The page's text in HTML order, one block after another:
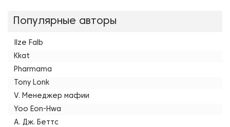
Популярные авторы
Ilze Falb
Kkat
Pharmama
Tony Lonk
V. Менеджер мафии
Yoo Eon-Hwa
А. Дж. Беттс